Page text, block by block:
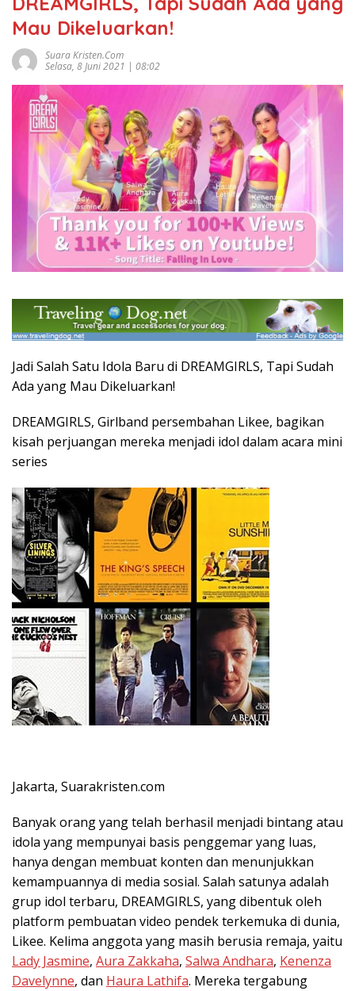
Mau Dikeluarkan!
Suara Kristen.com
Selasa, 8 Juni 2021 | 08:02
Jadi Salah Satu Idola Baru di DREAMGIRLS, Tapi Sudah
Ada yang Mau Dikeluarkan!
DREAMGIRLS, Girlband persembahan Likee, bagikan
kisah perjuangan mereka menjadi idol dalam acara mini
series
Jakarta, Suarakristen.com
Banyak orang yang telah berhasil menjadi bintang atau
idola yang mempunyai basis penggemar yang luas,
hanya dengan membuat konten dan menunjukkan
kemampuannya di media sosial. Salah satunya adalah
grup idol terbaru, DREAMGIRLS, yang dibentuk oleh
platform pembuatan video pendek terkemuka di dunia,
Likee. Kelima anggota yang masih berusia remaja, yaitu
Lady Jasmine, Aura Zakkaha, Salwa Andhara, Kenenza
Davelynne, dan Haura Lathifa. Mereka tergabung